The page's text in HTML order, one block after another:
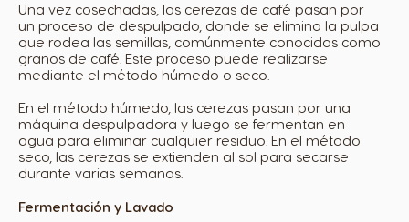
Una vez cosechadas, las cerezas de café pasan por
un proceso de despulpado, donde se elimina la pulpa
que rodea las semillas, comúnmente conocidas como
granos de café. Este proceso puede realizarse
mediante el método húmedo o seco.
En el método húmedo, las cerezas pasan por una
máquina despulpadora y luego se fermentan en
agua para eliminar cualquier residuo. En el método
seco, las cerezas se extienden al sol para secarse
durante varias semanas.
Fermentación y Lavado